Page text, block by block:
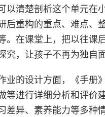
以清楚剖析这个单元在
后重构的重点、难点、
。在课堂上，把以往课
究，让孩子不再为独自
业的设计方面，《手册
等进行详细分析和评价
差异、素养能力等多种